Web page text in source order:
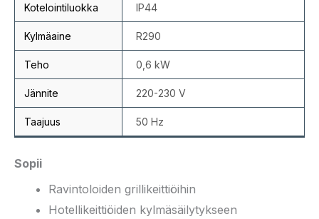
Kotelointiluokka IP44
Kylmäaine R290
Teho 0,6 kW
Jännite 220-230 V
Taajuus 50 Hz
Sopii
Ravintoloiden grillikeittiöihin
Hotellikeittiöiden kylmäsäilytykseen